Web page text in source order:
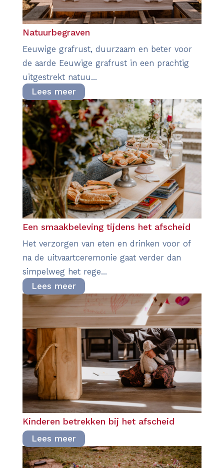
Natuurbegraven
Eeuwige grafrust, duurzaam en beter voor
de aarde Eeuwige grafrust in een prachtig
uitgestrekt natuu...
Lees meer
Een smaakbeleving tijdens het afscheid
Het verzorgen van eten en drinken voor of
na de uitvaartceremonie gaat verder dan
simpelweg het rege...
Lees meer
Kinderen betrekken bij het afscheid
Lees meer